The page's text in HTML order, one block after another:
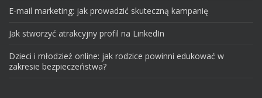
E-mail marketing: jak prowadzić skuteczną kampanię
Jak stworzyć atrakcyjny profil na LinkedIn
Dzieci i młodzież online: jak rodzice powinni edukować w
zakresie bezpieczeństwa?